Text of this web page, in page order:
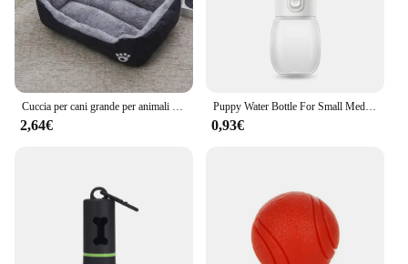
2,64€
Puppy Water Bottle For Small Medium Large Dogs Cat Travel ciotole per animali domestici a tenuta stagna portatili Chihuahua Pug Water dispenser
0,93€